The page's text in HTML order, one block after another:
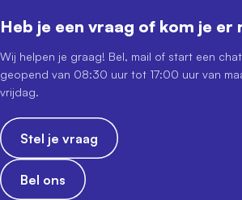
Heb je een vraag of kom je er
Wij helpen je graag! Bel, mail of start een
geopend van 08:30 uur tot 17:00 uur van
vrijdag.
Stel je vraag
Bel ons